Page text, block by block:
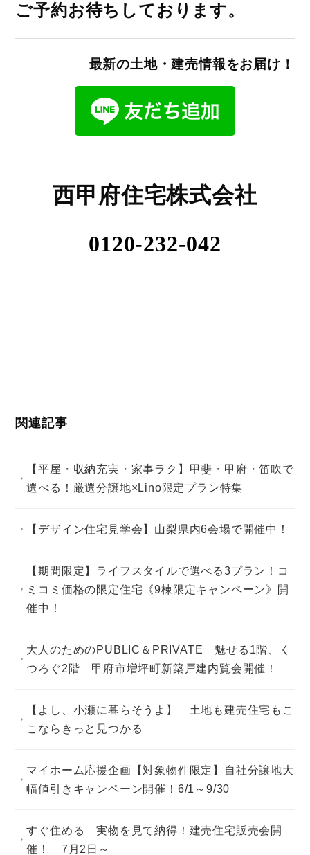
ご予約お待ちしております。
最新の土地・建売情報をお届け！
西甲府住宅株式会社
0120-232-042
関連記事
【平屋・収納充実・家事ラク】甲斐・甲府・笛吹で
選べる！厳選分譲地×Lino限定プラン特集
【デザイン住宅見学会】山梨県内6会場で開催中！
【期間限定】ライフスタイルで選べる3プラン！コ
ミコミ価格の限定住宅《9棟限定キャンペーン》開
催中！
大人のためのPUBLIC＆PRIVATE 魅せる1階、く
つろぐ2階 甲府市増坪町新築戸建内覧会開催！
【よし、小瀬に暮らそうよ】 土地も建売住宅もこ
こならきっと見つかる
マイホーム応援企画【対象物件限定】自社分譲地大
幅値引きキャンペーン開催！6/1～9/30
すぐ住める 実物を見て納得！建売住宅販売会開
催！ 7月2日～